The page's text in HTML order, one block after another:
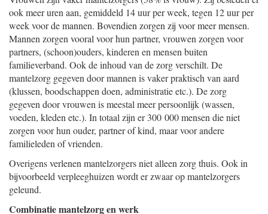
ook meer uren aan, gemiddeld 14 uur per week, tegen 12 uur per
week voor de mannen. Bovendien zorgen zij voor meer mensen.
Mannen zorgen vooral voor hun partner, vrouwen zorgen voor
partners, (schoon)ouders, kinderen en mensen buiten
familieverband. Ook de inhoud van de zorg verschilt. De
mantelzorg gegeven door mannen is vaker praktisch van aard
(klussen, boodschappen doen, administratie etc.). De zorg
gegeven door vrouwen is meestal meer persoonlijk (wassen,
voeden, kleden etc.). In totaal zijn er 300 000 mensen die niet
zorgen voor hun ouder, partner of kind, maar voor andere
familieleden of vrienden.
Overigens verlenen mantelzorgers niet alleen zorg thuis. Ook in
bijvoorbeeld verpleeghuizen wordt er zwaar op mantelzorgers
geleund.
Combinatie mantelzorg en werk